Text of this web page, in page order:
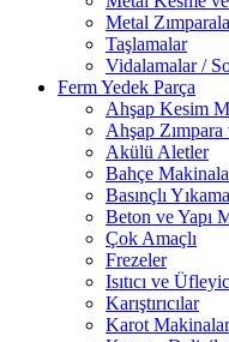
Metal
Taşlamalar
Vidalamalar /
Ferm Yedek Parça
Ahşap Kesim
Ahşap
Akülü Aletler
Bahçe
Basınçlı
Beton ve Yapı
Çok Amaçlı
Frezeler
Isıtıcı ve
Karıştırıcılar
Karot